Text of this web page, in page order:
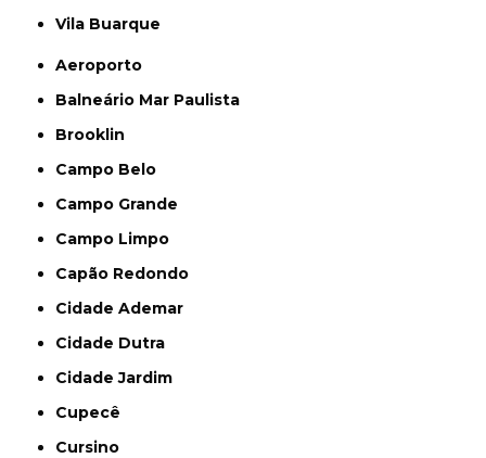
Vila Buarque
Aeroporto
Balneário Mar Paulista
Brooklin
Campo Belo
Campo Grande
Campo Limpo
Capão Redondo
Cidade Ademar
Cidade Dutra
Cidade Jardim
Cupecê
Cursino